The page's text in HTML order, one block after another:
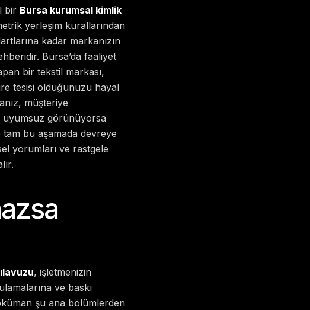
bir Bursa kurumsal kimlik
yerleşim kurallarından
kadar markanızın
Bursa’da faaliyet
bir tekstil markası,
tesisi olduğunuzu hayal
müşteriye
uyumsuz görünüyorsa
tam bu aşamada devreye
yorumları ve rastgele
, işletmenizin
ve baskı
şu ana bölümlerden